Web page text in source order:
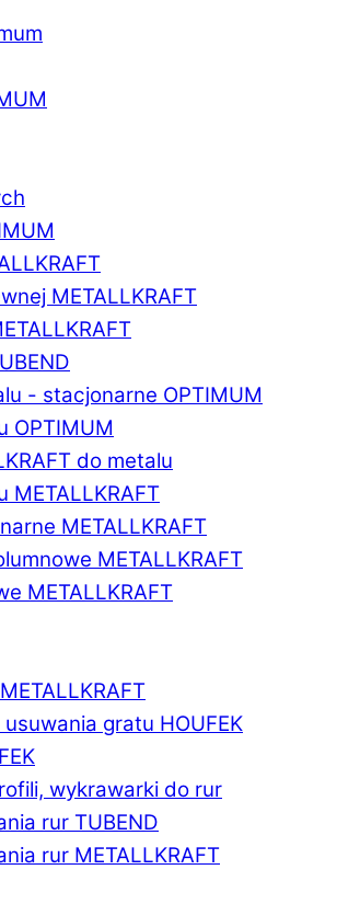
METALLKRAFT
- stacjonarne OPTIMUM
OPTIMUM
do metalu
METALLKRAFT
METALLKRAFT
METALLKRAFT
METALLKRAFT
gratu HOUFEK
wykrawarki do rur
rur TUBEND
rur METALLKRAFT